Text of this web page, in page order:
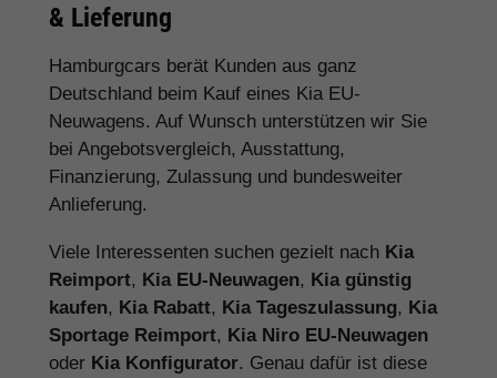
& Lieferung
Hamburgcars berät Kunden aus ganz
Deutschland beim Kauf eines Kia EU-
Neuwagens. Auf Wunsch unterstützen wir Sie
bei Angebotsvergleich, Ausstattung,
Finanzierung, Zulassung und bundesweiter
Anlieferung.
Viele Interessenten suchen gezielt nach Kia
Reimport, Kia EU-Neuwagen, Kia günstig
kaufen, Kia Rabatt, Kia Tageszulassung, Kia
Sportage Reimport, Kia Niro EU-Neuwagen
oder Kia Konfigurator. Genau dafür ist diese